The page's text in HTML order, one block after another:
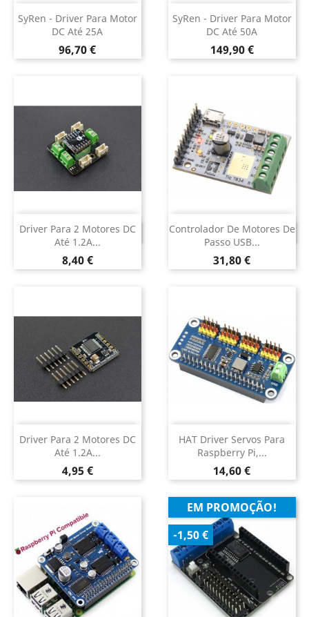
SyRen - Driver Para Motor
DC Até 25A
Preço
96,70 €
SyRen - Driver Para Motor
DC Até 50A
Preço
149,90 €
Driver Para 2 Motores DC
Até 1.2A...
Preço
8,40 €
DESCONTINUADO
Controlador De Motores De
Passo USB...
Preço
31,80 €
DESCONTINUADO
Driver Para 2 Motores DC
Até 1.2A...
Preço
4,95 €
HAT Driver Servos Para
Raspberry Pi,...
Preço
14,60 €
EM PROMOÇÃO!
-1,50 €